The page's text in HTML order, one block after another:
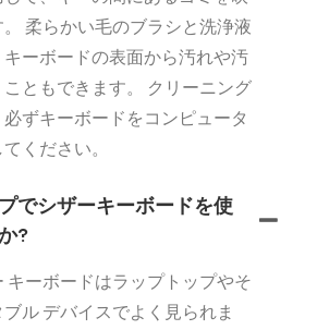
柔らかい毛のブラシと洗浄液
キーボードの表面から汚れや汚
ともできます。 クリーニング
ずキーボードをコンピュータ
ください。
でシザーキーボードを使
?
キーボードはラップトップやそ
ル デバイスでよく見られま